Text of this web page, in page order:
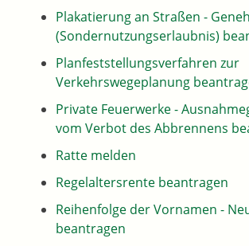
Plakatierung an Straßen -
(Sondernutzungserlaubnis)
Planfeststellungsverfahren zur
Verkehrswegeplanung
Private Feuerwerke -
vom Verbot des Abbrennens
Ratte melden
Regelaltersrente beantragen
Reihenfolge der Vornamen -
beantragen